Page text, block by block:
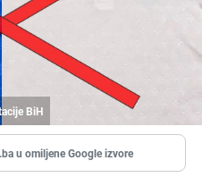
BiH
u omiljene Google izvore